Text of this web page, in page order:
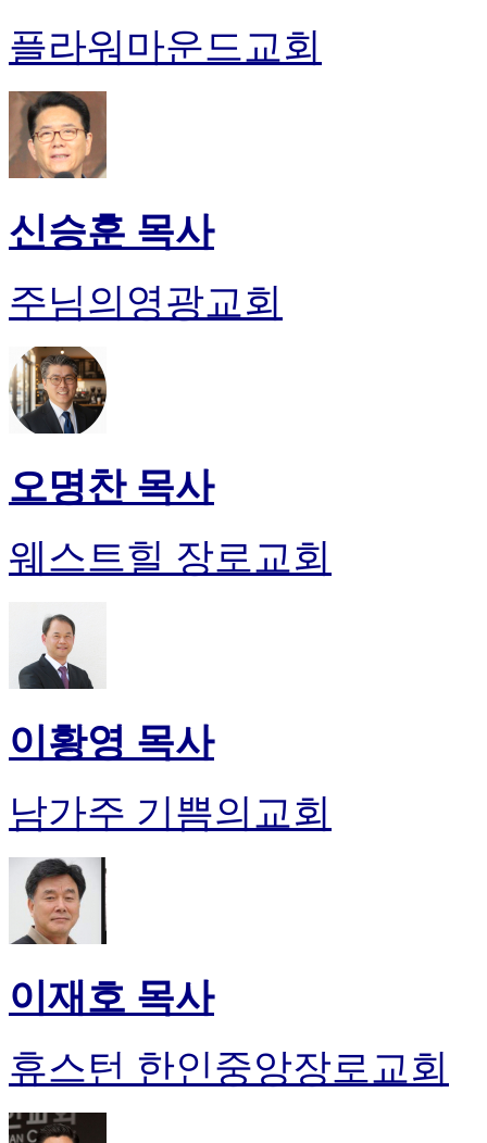
플라워마운드교회
신승훈 목사
주님의영광교회
오명찬 목사
웨스트힐 장로교회
이황영 목사
남가주 기쁨의교회
이재호 목사
휴스턴 한인중앙장로교회